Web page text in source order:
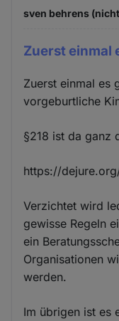
sven behrens
Zuerst einmal
Zuerst einmal es
vorgeburtliche
§218 ist da ganz
https://
Verzichtet wird
gewisse Regeln
ein
Organisationen
werden.
Im übrigen ist es